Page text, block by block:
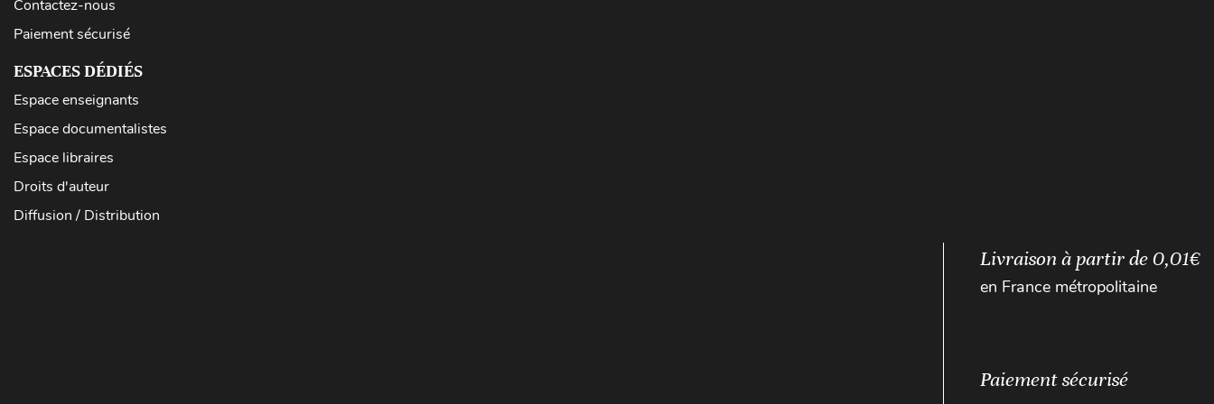
Contactez-nous
Paiement sécurisé
ESPACES DÉDIÉS
Espace enseignants
Espace documentalistes
Espace libraires
Droits d'auteur
Diffusion / Distribution
Livraison à partir de 0,01€
en France métropolitaine
Paiement sécurisé